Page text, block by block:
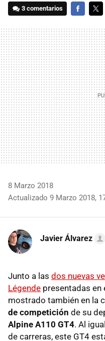
3 comentarios
8 Marzo 2018
Actualizado 9 Marzo 2018,
Javier Álvarez
Junto a las dos nuevas
Légende presentadas en
mostrado también en la
de competición de su
Alpine A110 GT4. Al
de carreras, este GT4